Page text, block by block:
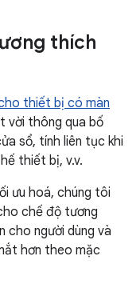
thích
thiết bị có màn
vời thông qua bố
sổ, tính liên tục khi
thiết bị, v.v.
ưu hoá, chúng tôi
chế độ tương
cho người dùng và
hơn theo mặc